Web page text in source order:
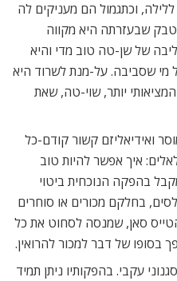
וכתגמול הם מעניקים לה
שבעזרתה היא מקווה
של שן-טה טוב מדי והיא
מי שסביבה. על-מנת לשרוד היא
יותר, שוי-טה, שאת
ואידיאליזם קשור קודם-כל
איך אפשר להיות טוב
בהפקה הנוכחית ביטוי
בחלקם מכורים או סוחרים
סאן, שמנסה לסחוט את כל
של דבר למכור להרואין.
עקבי. בהפקותיו ניתן תמיד